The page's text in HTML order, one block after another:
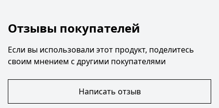
Отзывы покупателей
Если вы использовали этот продукт, поделитесь
своим мнением с другими покупателями
Написать отзыв